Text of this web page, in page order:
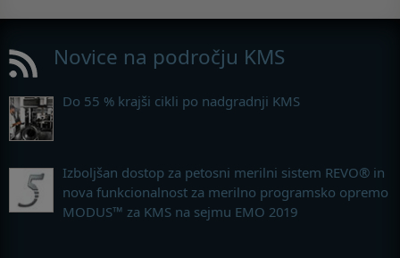
Novice na področju KMS
Do 55 % krajši cikli po nadgradnji KMS
Izboljšan dostop za petosni merilni sistem REVO® in
nova funkcionalnost za merilno programsko opremo
MODUS™ za KMS na sejmu EMO 2019